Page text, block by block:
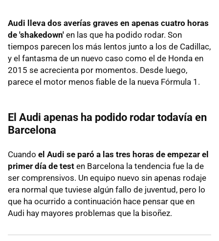
Audi lleva dos averías graves en apenas cuatro horas
de 'shakedown' en las que ha podido rodar. Son
tiempos parecen los más lentos junto a los de Cadillac,
y el fantasma de un nuevo caso como el de Honda en
2015 se acrecienta por momentos. Desde luego,
parece el motor menos fiable de la nueva Fórmula 1.
El Audi apenas ha podido rodar todavía en
Barcelona
Cuando el Audi se paró a las tres horas de empezar el
primer día de test en Barcelona la tendencia fue la de
ser comprensivos. Un equipo nuevo sin apenas rodaje
era normal que tuviese algún fallo de juventud, pero lo
que ha ocurrido a continuación hace pensar que en
Audi hay mayores problemas que la bisoñez.